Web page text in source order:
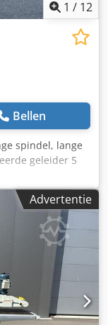
1 / 12
Bellen
spindel, lange
geleider 5
met een
aan de voorkant
motorlagers
Advertentie